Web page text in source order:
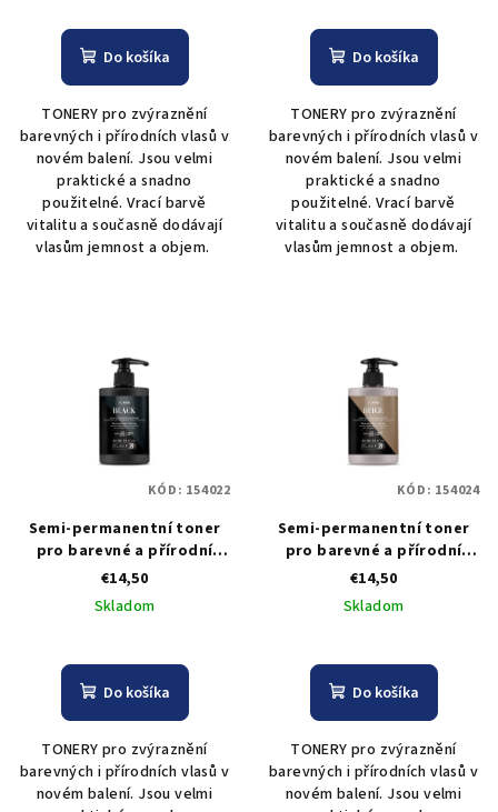
Do košíka
TONERY pro zvýraznění
barevných i přírodních vlasů v
novém balení. Jsou velmi
praktické a snadno
použitelné. Vrací barvě
vitalitu a současně dodávají
vlasům jemnost a objem.
Do košíka
TONERY pro zvýraznění
barevných i přírodních vlasů v
novém balení. Jsou velmi
praktické a snadno
použitelné. Vrací barvě
vitalitu a současně dodávají
vlasům jemnost a objem.
Semi-permanentní toner
pro barevné a přírodní
vlasy Black Professional -
černý 300 ml
€14,50
Skladom
Do košíka
TONERY pro zvýraznění
barevných i přírodních vlasů v
novém balení. Jsou velmi
KÓD: 154022
Semi-permanentní toner
pro barevné a přírodní
vlasy Black Professional -
béžový 300 ml
€14,50
Skladom
Do košíka
TONERY pro zvýraznění
barevných i přírodních vlasů v
novém balení. Jsou velmi
KÓD: 154024